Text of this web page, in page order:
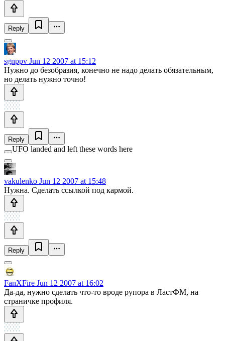
Reply
sgnppv Jun 12 2007 at 15:12
Нужно до безобразия, конечно не надо делать обязательным,
но делать нужно точно!
Reply
UFO landed and left these words here
vakulenko Jun 12 2007 at 15:48
Нужна. Сделать ссылкой под кармой.
Reply
FanXFire Jun 12 2007 at 16:02
Да-да, нужно сделать что-то вроде рупора в ЛастФМ, на
страничке профиля.